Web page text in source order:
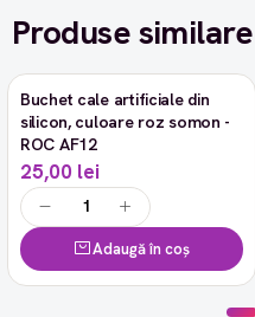
Produse similare
Buchet cale artificiale din
silicon, culoare roz somon -
ROC AF12
25,00 lei
Adaugă în coș